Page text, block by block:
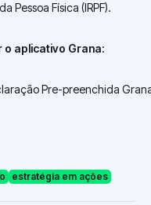
Pessoa Física (IRPF).
o aplicativo Grana:
estratégia em ações